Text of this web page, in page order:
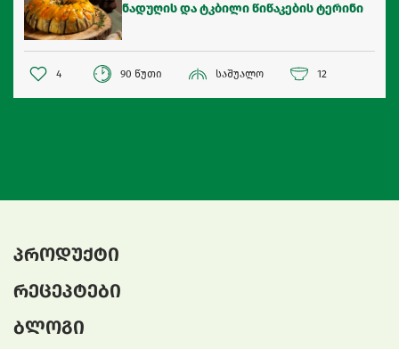
ნადუღის და ტკბილი წიწაკების ტერინი
4 90 წუთი საშუალო 12
პროდუქტი
რეცეპტები
ბლოგი